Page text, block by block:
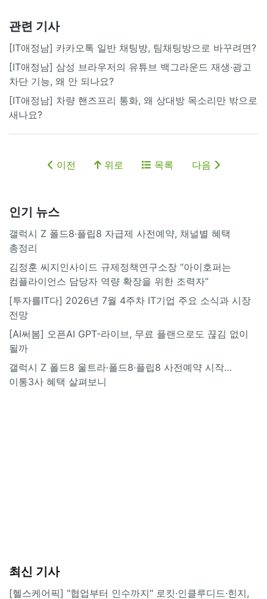
관련 기사
[IT애정남] 카카오톡 일반 채팅방, 팀채팅방으로 바꾸려면?
[IT애정남] 삼성 브라우저의 유튜브 백그라운드 재생·광고
차단 기능, 왜 안 되나요?
[IT애정남] 차량 핸즈프리 통화, 왜 상대방 목소리만 밖으로
새나요?
이전 위로 목록 다음
인기 뉴스
갤럭시 Z 폴드8·플립8 자급제 사전예약, 채널별 혜택
총정리
김정훈 씨지인사이드 규제정책연구소장 “아이호퍼는
컴플라이언스 담당자 역량 확장을 위한 조력자”
[투자를IT다] 2026년 7월 4주차 IT기업 주요 소식과 시장
전망
[AI써봄] 오픈AI GPT-라이브, 무료 플랜으로도 끊김 없이
될까
갤럭시 Z 폴드8 울트라·폴드8·플립8 사전예약 시작…
이통3사 혜택 살펴보니
최신 기사
[헬스케어픽] "협업부터 인수까지" 로킷·인클루디드·힌지,